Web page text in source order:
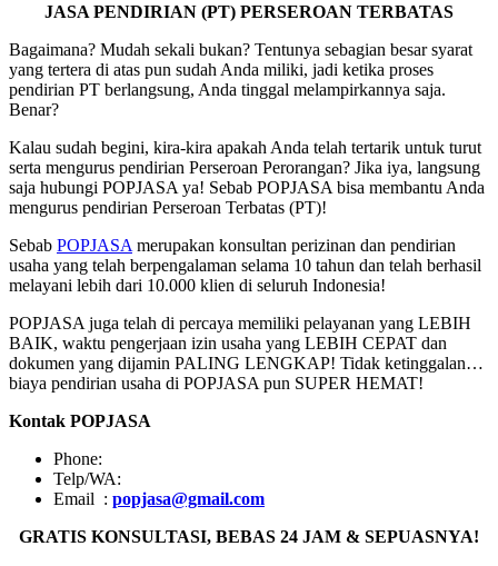
JASA PENDIRIAN (PT) PERSEROAN TERBATAS
Bagaimana? Mudah sekali bukan? Tentunya sebagian besar syarat
yang tertera di atas pun sudah Anda miliki, jadi ketika proses
pendirian PT berlangsung, Anda tinggal melampirkannya saja.
Benar?
Kalau sudah begini, kira-kira apakah Anda telah tertarik untuk turut
serta mengurus pendirian Perseroan Perorangan? Jika iya, langsung
saja hubungi POPJASA ya! Sebab POPJASA bisa membantu Anda
mengurus pendirian Perseroan Terbatas (PT)!
Sebab POPJASA merupakan konsultan perizinan dan pendirian
usaha yang telah berpengalaman selama 10 tahun dan telah berhasil
melayani lebih dari 10.000 klien di seluruh Indonesia!
POPJASA juga telah di percaya memiliki pelayanan yang LEBIH
BAIK, waktu pengerjaan izin usaha yang LEBIH CEPAT dan
dokumen yang dijamin PALING LENGKAP! Tidak ketinggalan…
biaya pendirian usaha di POPJASA pun SUPER HEMAT!
Kontak POPJASA
Phone:
Telp/WA:
Email : popjasa@gmail.com
GRATIS KONSULTASI, BEBAS 24 JAM & SEPUASNYA!